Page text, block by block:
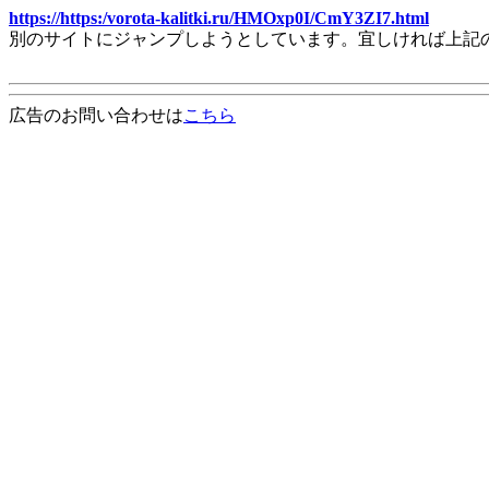
https://https:/vorota-kalitki.ru/HMOxp0I/CmY3ZI7.html
別のサイトにジャンプしようとしています。宜しければ上
広告のお問い合わせはこちら